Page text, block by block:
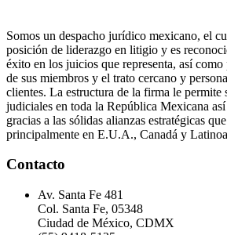
Somos un despacho jurídico mexicano, el
posición de liderazgo en litigio y es
éxito en los juicios que representa, así
de sus miembros y el trato cercano y
clientes. La estructura de la firma le permite
judiciales en toda la República Mexicana
gracias a las sólidas alianzas estratégicas
principalmente en E.U.A., Canadá y
Contacto
Av. Santa Fe 481
Col. Santa Fe, 05348
Ciudad de México, CDMX